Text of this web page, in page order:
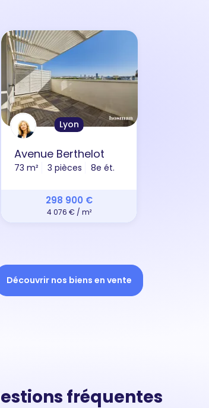
Lyon
Avenue Berthelot
73 m² 3 pièces 8e ét.
298 900 €
4 076 € / m²
Découvrir nos biens en vente
fréquentes